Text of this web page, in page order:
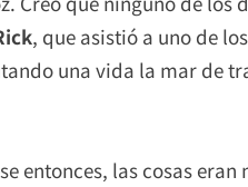
, que asistió a uno de
una vida la mar de
entonces, las cosas eran